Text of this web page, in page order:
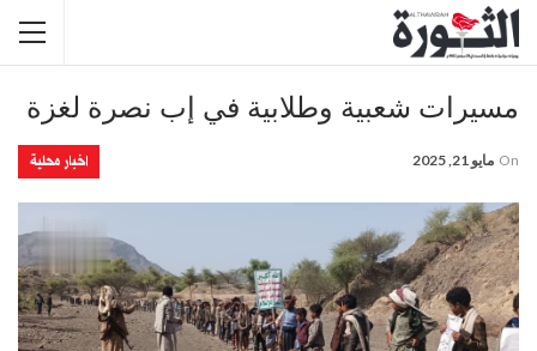
مسيرات شعبية وطلابية في إب نصرة لغزة
اخبار محلية On مايو 21, 2025